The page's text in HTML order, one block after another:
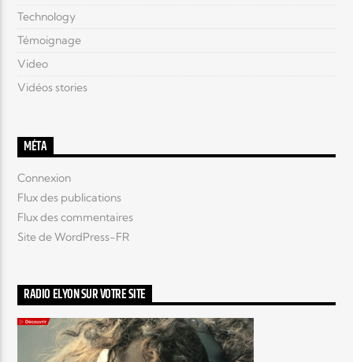
Technology
Témoignage
Video
Vidéos stories
MÉTA
Connexion
Flux des publications
Flux des commentaires
Site de WordPress-FR
RADIO ELYON SUR VOTRE SITE